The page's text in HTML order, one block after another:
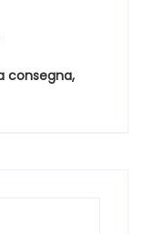
consegna,